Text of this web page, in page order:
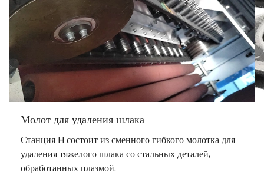
Молот для удаления шлака
Станция H состоит из сменного гибкого молотка для
удаления тяжелого шлака со стальных деталей,
обработанных плазмой.